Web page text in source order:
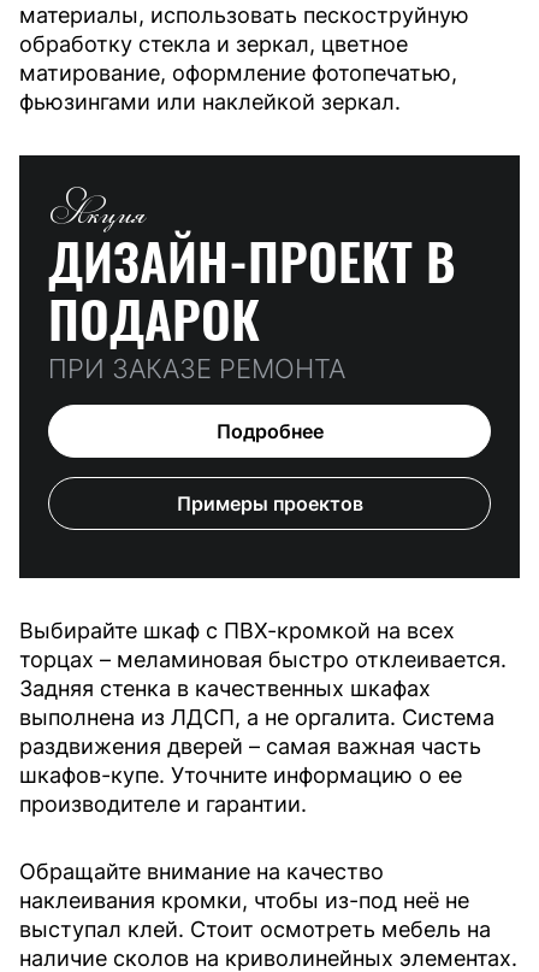
материалы, использовать пескоструйную
обработку стекла и зеркал, цветное
матирование, оформление фотопечатью,
фьюзингами или наклейкой зеркал.
Акция
ДИЗАЙН-ПРОЕКТ В
ПОДАРОК
ПРИ ЗАКАЗЕ РЕМОНТА
Подробнее
Примеры проектов
Выбирайте шкаф с ПВХ-кромкой на всех
торцах – меламиновая быстро отклеивается.
Задняя стенка в качественных шкафах
выполнена из ЛДСП, а не оргалита. Система
раздвижения дверей – самая важная часть
шкафов-купе. Уточните информацию о ее
производителе и гарантии.
Обращайте внимание на качество
наклеивания кромки, чтобы из-под неё не
выступал клей. Стоит осмотреть мебель на
наличие сколов на криволинейных элементах.